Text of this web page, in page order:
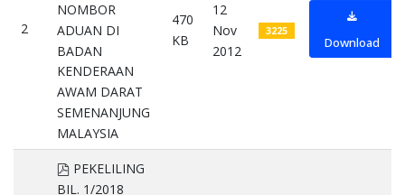
2
NOMBOR
ADUAN DI
BADAN
KENDERAAN
AWAM DARAT
SEMENANJUNG
MALAYSIA
470
KB
12
Nov
2012
3225
Download
pdf
PEKELILING
BIL. 1/2018